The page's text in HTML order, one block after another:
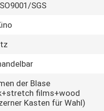
SGS
der Blase
films+wood
Kasten für Wahl)